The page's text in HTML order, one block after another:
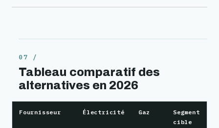
Tableau comparatif des
alternatives en 2026
Fournisseur Électricité Gaz
Segment
cible